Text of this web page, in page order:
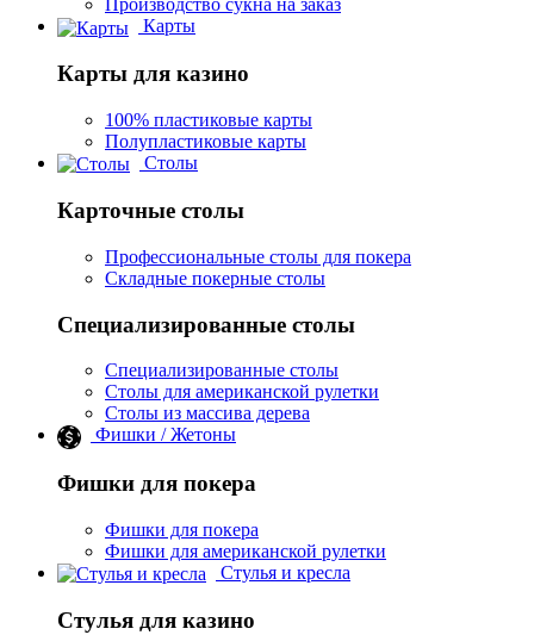
Производство сукна на заказ
Карты
Карты для казино
100% пластиковые карты
Полупластиковые карты
Столы
Карточные столы
Профессиональные столы для покера
Складные покерные столы
Специализированные столы
Специализированные столы
Столы для американской рулетки
Столы из массива дерева
Фишки / Жетоны
Фишки для покера
Фишки для покера
Фишки для американской рулетки
Стулья и кресла
Стулья для казино